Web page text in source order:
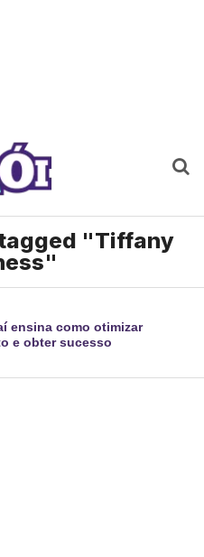
"Tiffany
ensina como otimizar
e obter sucesso